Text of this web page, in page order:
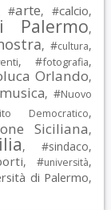
#arte, #calcio,
Palermo,
, #cultura,
, #fotografia,
Orlando,
musica, #Nuovo
Democratico,
Siciliana,
, #sindaco,
, #università,
di Palermo,